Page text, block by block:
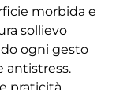
morbida e
sollievo
ogni gesto
antistress.